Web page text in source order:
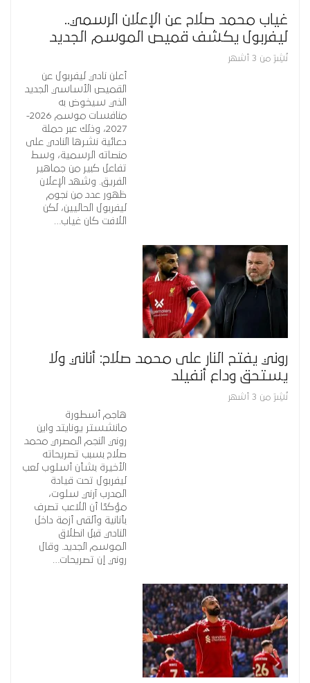
غياب محمد صلاح عن الإعلان الرسمي..
ليفربول يكشف قميص الموسم الجديد
نُشِرَ من 3 أشهر
أعلن نادي ليفربول عن
القميص الأساسي الجديد
الذي سيخوض به
منافسات موسم 2026-
2027، وذلك عبر حملة
دعائية نشرها النادي على
منصاته الرسمية، وسط
تفاعل كبير من جماهير
الفريق. وشهد الإعلان
ظهور عدد من نجوم
ليفربول الحاليين، لكن
اللافت كان غياب…
روني يفتح النار على محمد صلاح: أناني ولا
يستحق وداع أنفيلد
نُشِرَ من 3 أشهر
هاجم أسطورة
مانشستر يونايتد واين
روني النجم المصري محمد
صلاح بسبب تصريحاته
الأخيرة بشأن أسلوب لعب
ليفربول تحت قيادة
المدرب آرني سلوت،
مؤكدًا أن اللاعب تصرف
بأنانية وألقى أزمة داخل
النادي قبل انطلاق
الموسم الجديد. وقال
روني إن تصريحات…